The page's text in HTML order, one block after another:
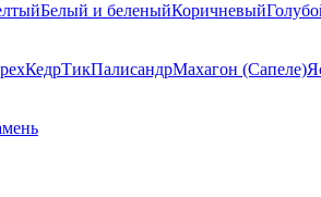
Белый и беленыйКоричневый
КедрТикПалисандрМахагон (Сапеле)